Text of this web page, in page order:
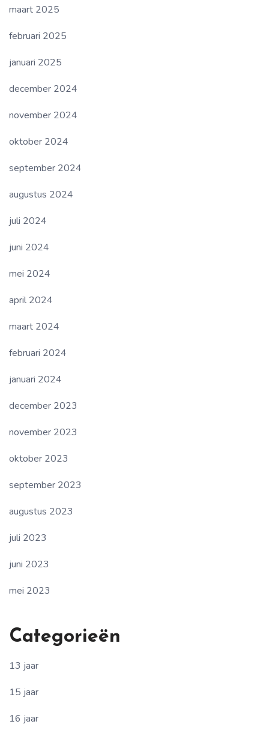
maart 2025
februari 2025
januari 2025
december 2024
november 2024
oktober 2024
september 2024
augustus 2024
juli 2024
juni 2024
mei 2024
april 2024
maart 2024
februari 2024
januari 2024
december 2023
november 2023
oktober 2023
september 2023
augustus 2023
juli 2023
juni 2023
mei 2023
Categorieën
13 jaar
15 jaar
16 jaar